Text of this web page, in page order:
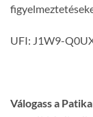
UFI: J1W9-
Válogass a